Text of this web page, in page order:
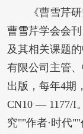
《曹雪芹
曹雪芹学会会
及其相关课题
有限公司主管
出版，每年4期
CN10 — 1177/I
究""作者·时代